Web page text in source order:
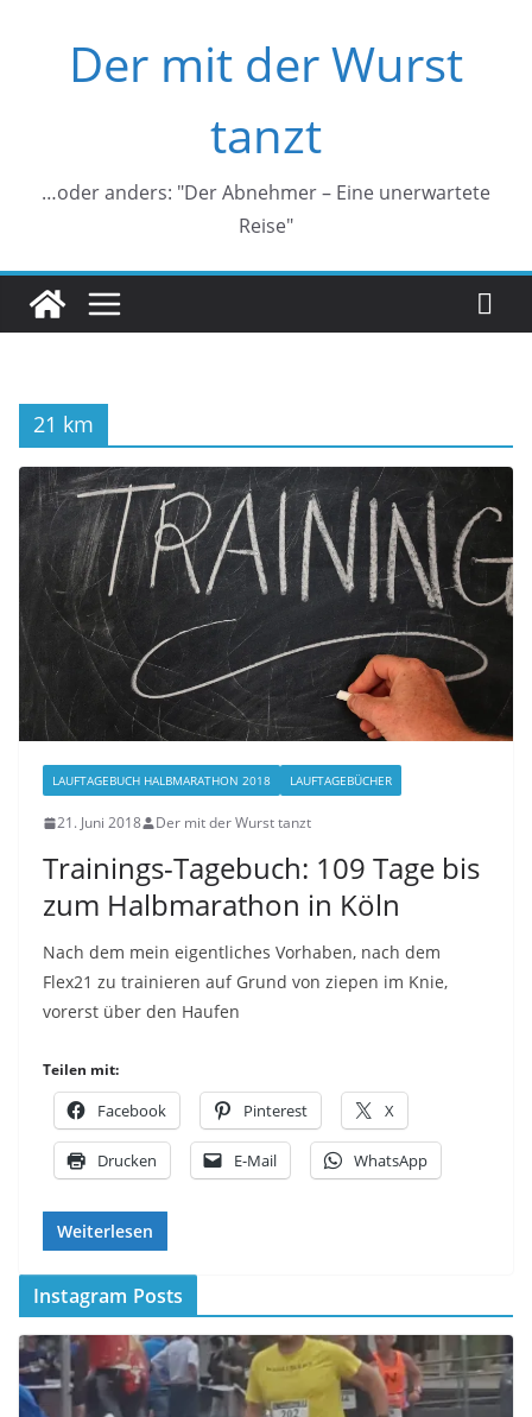
springenDer mit der Wurst
tanzt
…oder anders: "Der Abnehmer – Eine unerwartete
Reise"
21 km
LAUFTAGEBUCH HALBMARATHON 2018 LAUFTAGEBÜCHER
21. Juni 2018 Der mit der Wurst tanzt
Trainings-Tagebuch: 109 Tage bis
zum Halbmarathon in Köln
Nach dem mein eigentliches Vorhaben, nach dem
Flex21 zu trainieren auf Grund von ziepen im Knie,
vorerst über den Haufen
Teilen mit:
Facebook Pinterest X
Drucken E-Mail WhatsApp
Weiterlesen
Instagram Posts